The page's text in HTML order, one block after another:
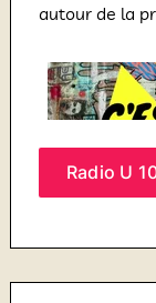
autour de la
Radio U